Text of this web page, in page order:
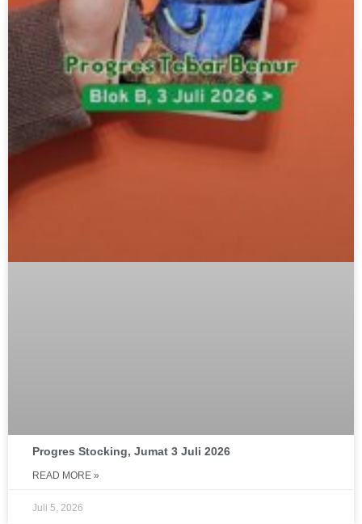
Progres Stocking, Jumat 3 Juli 2026
READ MORE »
Juli 5, 2026